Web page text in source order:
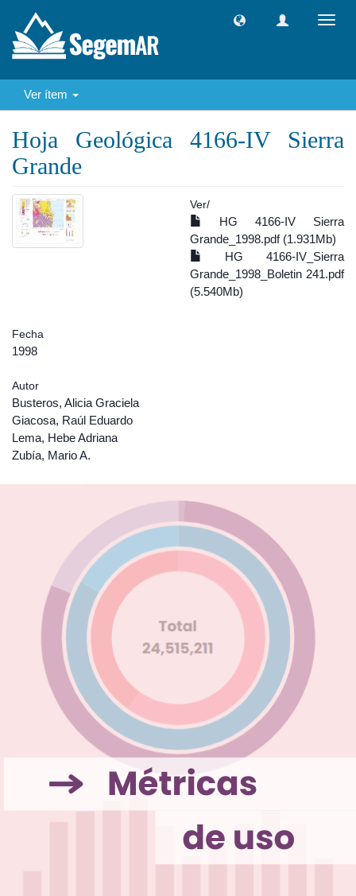
Ver ítem
Hoja Geológica 4166-IV Sierra
Grande
Ver/
HG 4166-IV Sierra
Grande_1998.pdf (1.931Mb)
HG 4166-IV_Sierra
Grande_1998_Boletin 241.pdf
(5.540Mb)
Fecha
1998
Autor
Busteros, Alicia Graciela
Giacosa, Raúl Eduardo
Lema, Hebe Adriana
Zubía, Mario A.